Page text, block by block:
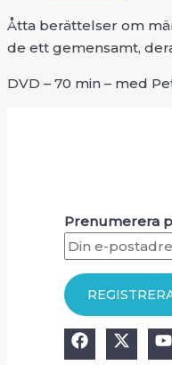
Åtta berättelser om
de ett gemensamt,
DVD – 70 min – med
Prenumerera